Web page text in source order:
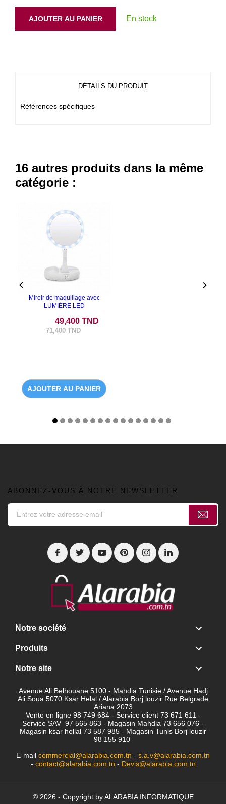
AJOUTER AU PANIER En stock
DÉTAILS DU PRODUIT
Références spécifiques
16 autres produits dans la même
catégorie :
Miroir de maquillage avec
LUMIÈRE LED
49,400 TNDPrix de base
71,400 TND
AJOUTER AU PANIER
 
ABONNEZ-VOUS À NOTRE NEWSLETTER
Notre société 
Produits 
Notre site 
Avenue Ali Belhouane 5100 - Mahdia Tunisie / Avenue Hadj
Ali Soua 5070 Ksar Helal / Alarabia Borj louzir Rue Belgrade
Ariana 2073
Vente en ligne 98 749 684 - Service client 73 671 611 -
Service SAV 97 565 863 - Magasin Mahdia 73 656 076 -
Magasin ksar hellal 73 587 985 - Magasin Tunis Borj louzir
98 155 910
E-mail commercial@alarabia.com.tn - s.a.v@alarabia.com.tn
- contact@alarabia.com.tn - Devis@alarabia.com.tn
© 2026 - Copyright by ALARABIA INFORMATIQUE